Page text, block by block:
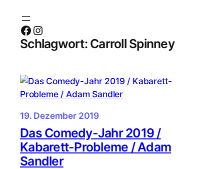
Facebook Instagram
Schlagwort: Carroll Spinney
19. Dezember 2019
Das Comedy-Jahr 2019 /
Kabarett-Probleme / Adam
Sandler